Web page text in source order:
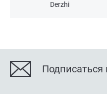
Derzhi
Подписаться